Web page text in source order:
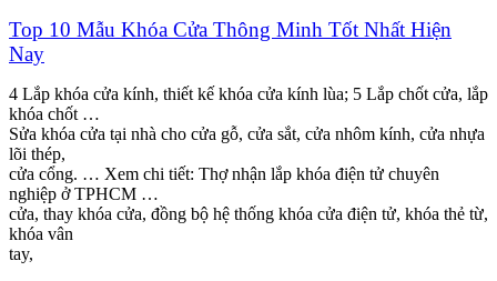
Top 10 Mẫu Khóa Cửa Thông Minh Tốt Nhất Hiện
Nay
4 Lắp khóa cửa kính, thiết kế khóa cửa kính lùa; 5 Lắp chốt cửa, lắp
khóa chốt …
Sửa khóa cửa tại nhà cho cửa gỗ, cửa sắt, cửa nhôm kính, cửa nhựa
lõi thép,
cửa cổng. … Xem chi tiết: Thợ nhận lắp khóa điện tử chuyên
nghiệp ở TPHCM …
cửa, thay khóa cửa, đồng bộ hệ thống khóa cửa điện tử, khóa thẻ từ,
khóa vân
tay,